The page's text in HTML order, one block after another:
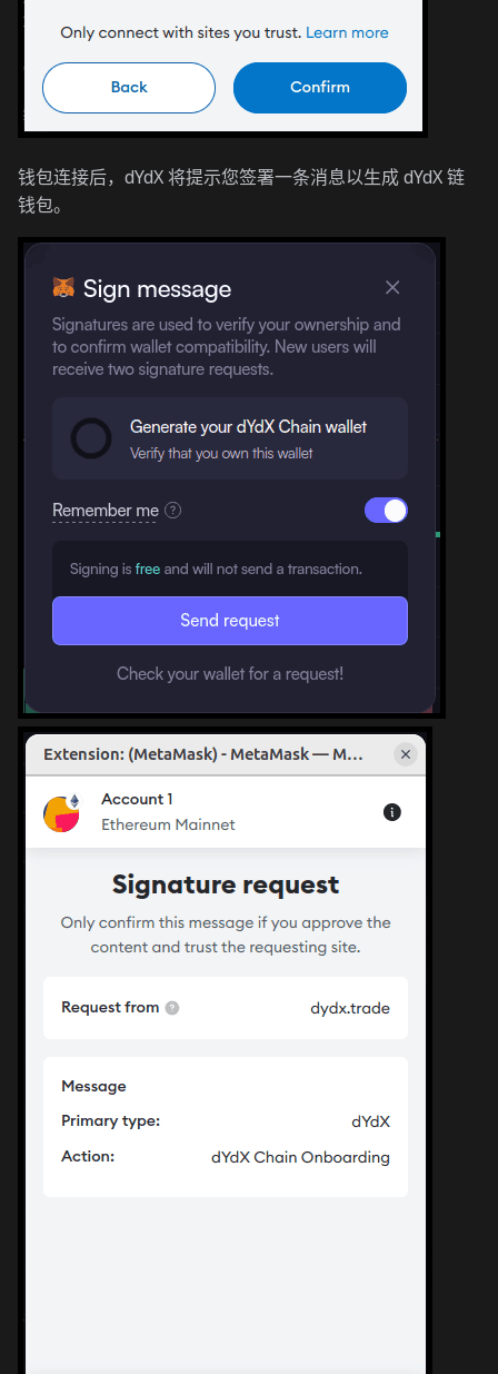
钱包连接后，dYdX 将提示您签署一条消息以生成 dYdX 链
钱包。